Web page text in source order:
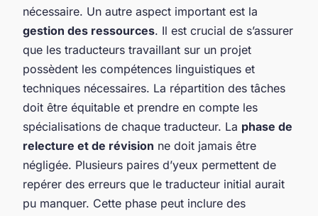
nécessaire. Un autre aspect important est la
gestion des ressources. Il est crucial de s’assurer
que les traducteurs travaillant sur un projet
possèdent les compétences linguistiques et
techniques nécessaires. La répartition des tâches
doit être équitable et prendre en compte les
spécialisations de chaque traducteur. La phase de
relecture et de révision ne doit jamais être
négligée. Plusieurs paires d’yeux permettent de
repérer des erreurs que le traducteur initial aurait
pu manquer. Cette phase peut inclure des